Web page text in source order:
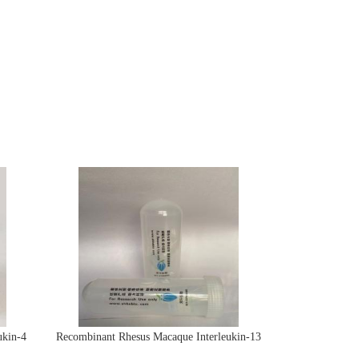
4
Recombinant Rhesus Macaque Interleukin-13